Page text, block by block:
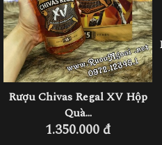
Rượu Chivas Regal 12YO Hộp
Quà...
800.000 đ